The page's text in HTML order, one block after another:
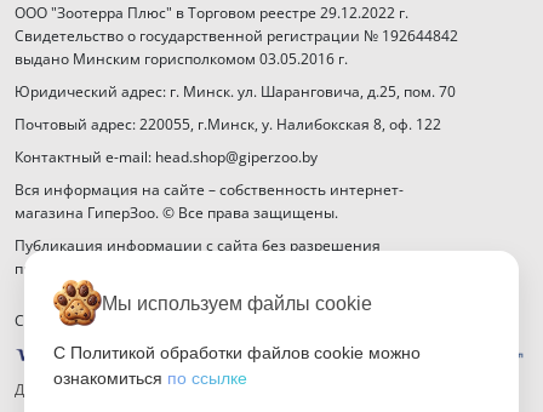
ООО "Зоотерра Плюс" в Торговом реестре 29.12.2022 г.
Свидетельство о государственной регистрации № 192644842
выдано Минским горисполкомом 03.05.2016 г.
Юридический адрес: г. Минск. ул. Шаранговича, д.25, пом. 70
Почтовый адрес: 220055, г.Минск, у. Налибокская 8, оф. 122
Контактный e-mail: head.shop@giperzoo.by
Вся информация на сайте – собственность интернет-
магазина ГиперЗоо. © Все права защищены.
Публикация информации с сайта без разрешения
правообладателя запрещена.
Способы оплаты
Договор публичной оферты
Мы используем файлы cookie
С Политикой обработки файлов cookie можно
ознакомиться по ссылке